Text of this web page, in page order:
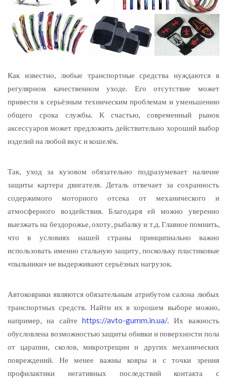
Как известно, любые транспортные средства нуждаются в
регулярном качественном уходе. Его отсутствие может
привести к серьёзным техническим проблемам и уменьшению
общего срока службы. К счастью, современный рынок
аксессуаров может предложить действительно хороший выбор
изделий на любой вкус и кошелёк.
Так, уход за кузовом обязательно подразумевает наличие
защиты картера двигателя. Деталь отвечает за сохранность
содержимого моторного отсека от механического и
атмосферного воздействия. Благодаря ей можно уверенно
выезжать на бездорожье, охоту, рыбалку и т.д. Главное помнить,
что в условиях нашей страны принципиально важно
использовать именно стальную защиту, поскольку пластиковые
«пыльники» не выдерживают серьёзных нагрузок.
Автоковрики являются обязательным атрибутом салона любых
транспортных средств. Найти их в хорошем выборе можно,
например, на сайтеhttps://avto-gumm.in.ua/. Их важность
обусловлена возможностью защиты обивки и поверхности пола
от царапин, сколов, микротрещин и других механических
повреждений. Не менее важны ковры и с точки зрения
профилактики негативных последствий контакта с